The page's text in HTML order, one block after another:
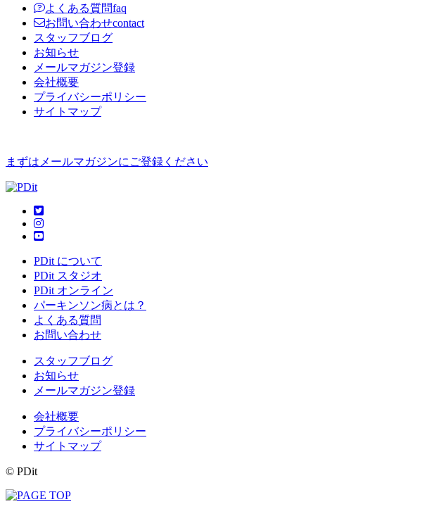
よくある質問faq
お問い合わせcontact
スタッフブログ
お知らせ
メールマガジン登録
会社概要
プライバシーポリシー
サイトマップ
まずはメールマガジンにご登録ください
PDit について
PDit スタジオ
PDit オンライン
パーキンソン病とは？
よくある質問
お問い合わせ
スタッフブログ
お知らせ
メールマガジン登録
会社概要
プライバシーポリシー
サイトマップ
© PDit